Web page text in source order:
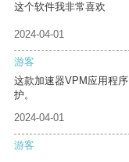
这个软件我非常喜欢
2024-04-01
游客
这款加速器VPM应用程
护。
2024-04-01
游客